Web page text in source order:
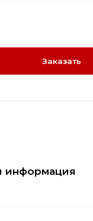
Заказать
информация